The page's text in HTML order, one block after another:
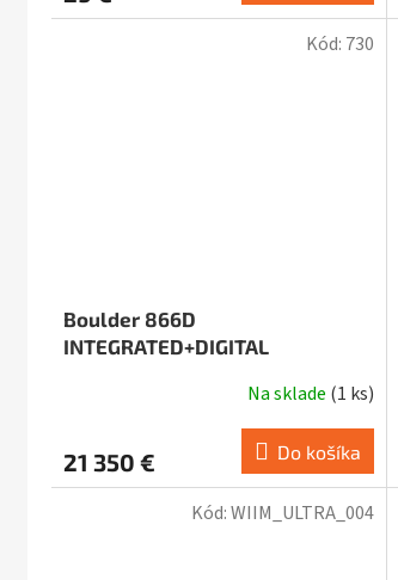
Boulder 866D
INTEGRATED+DIGITAL
Na sklade (1 ks)
21 350 € Do košíka
Kód: 730
Kód:WIIM_ULTRA_004